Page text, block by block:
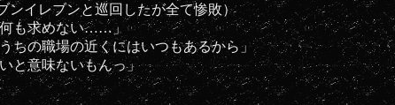
イレブンと巡回したが全て惨敗）
も求めない……」
ちの職場の近くにはいつもあるから」
と意味ないもんっ」